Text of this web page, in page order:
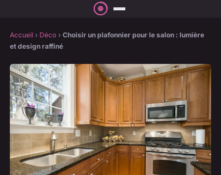
Accueil › Déco › Choisir un plafonnier pour le salon : lumière
et design raffiné